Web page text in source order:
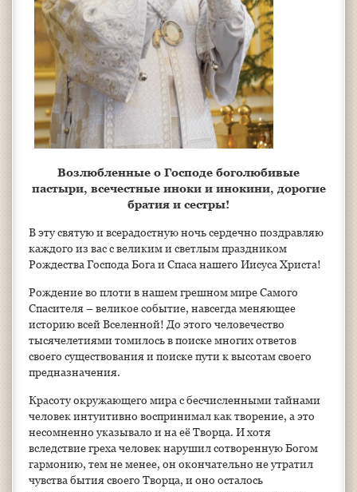
Возлюбленные о Господе боголюбивые
пастыри, всечестные иноки и инокини, дорогие
братия и сестры!
В эту святую и всерадостную ночь сердечно поздравляю
каждого из вас с великим и светлым праздником
Рождества Господа Бога и Спаса нашего Иисуса Христа!
Рождение во плоти в нашем грешном мире Самого
Спасителя – великое событие, навсегда меняющее
историю всей Вселенной! До этого человечество
тысячелетиями томилось в поиске многих ответов
своего существования и поиске пути к высотам своего
предназначения.
Красоту окружающего мира с бесчисленными тайнами
человек интуитивно воспринимал как творение, а это
несомненно указывало и на её Творца. И хотя
вследствие греха человек нарушил сотворенную Богом
гармонию, тем не менее, он окончательно не утратил
чувства бытия своего Творца, и оно осталось